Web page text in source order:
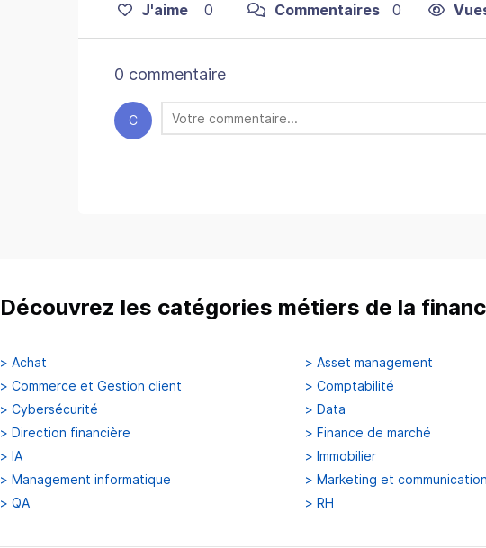
J'aime 0 Commentaires 0
0 commentaire
C
Découvrez les catégories métiers de la
> Achat > Asset management
> Commerce et Gestion client > Comptabilité
> Cybersécurité > Data
> Direction financière > Finance de marché
> IA > Immobilier
> Management informatique > Marketing et communication
> QA > RH